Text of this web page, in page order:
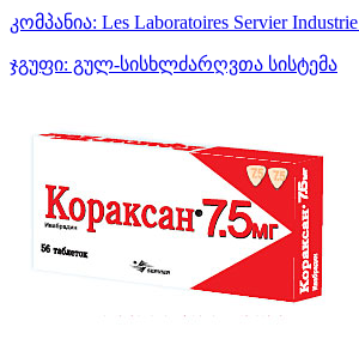
კომპანია: Les Laboratoires Servier Industrie
ჯგუფი: გულ-სისხლძარღვთა სისტემა